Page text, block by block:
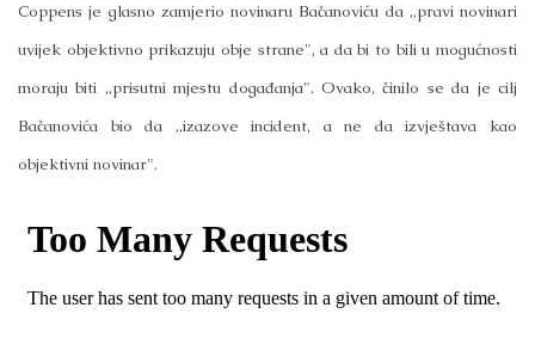
Coppens je glasno zamjerio novinaru Bačanoviću da „pravi novinari
uvijek objektivno prikazuju obje strane", a da bi to bili u mogućnosti
moraju biti „prisutni mjestu događanja". Ovako, činilo se da je cilj
Bačanovića bio da „izazove incident, a ne da izvještava kao
objektivni novinar".